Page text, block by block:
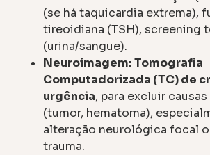
(se há taquicardia extrema),
tireoidiana (TSH), screening
(urina/sangue).
Neuroimagem: Tomografia
Computadorizada (TC) de
urgência, para excluir
(tumor, hematoma),
alteração neurológica focal
trauma.